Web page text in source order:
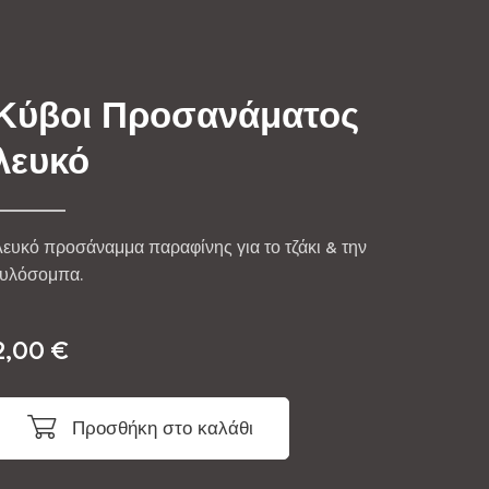
Προσανάματος
προσάναμμα παραφίνης για το τζάκι & την
€
Προσθήκη στο καλάθι